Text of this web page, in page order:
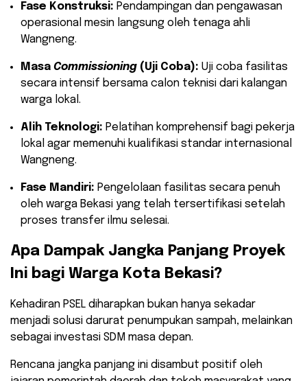
Fase Konstruksi: Pendampingan dan pengawasan
operasional mesin langsung oleh tenaga ahli
Wangneng.
Masa Commissioning (Uji Coba): Uji coba fasilitas
secara intensif bersama calon teknisi dari kalangan
warga lokal.
Alih Teknologi: Pelatihan komprehensif bagi pekerja
lokal agar memenuhi kualifikasi standar internasional
Wangneng.
Fase Mandiri: Pengelolaan fasilitas secara penuh
oleh warga Bekasi yang telah tersertifikasi setelah
proses transfer ilmu selesai.
​Apa Dampak Jangka Panjang Proyek
Ini bagi Warga Kota Bekasi?
​Kehadiran PSEL diharapkan bukan hanya sekadar
menjadi solusi darurat penumpukan sampah, melainkan
sebagai investasi SDM masa depan.
Rencana jangka panjang ini disambut positif oleh